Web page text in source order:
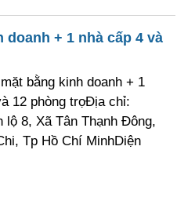
doanh + 1 nhà cấp 4 và
bằng kinh doanh + 1
12 phòng trọĐịa chỉ:
lộ 8, Xã Tân Thạnh Đông,
Tp Hồ Chí MinhDiện